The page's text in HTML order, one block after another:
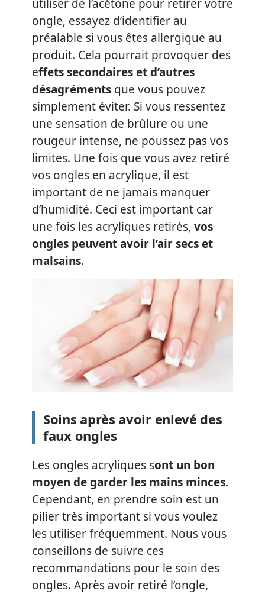
utiliser de l’acétone pour retirer votre
ongle, essayez d’identifier au
préalable si vous êtes allergique au
produit. Cela pourrait provoquer des
effets secondaires et d’autres
désagréments que vous pouvez
simplement éviter. Si vous ressentez
une sensation de brûlure ou une
rougeur intense, ne poussez pas vos
limites. Une fois que vous avez retiré
vos ongles en acrylique, il est
important de ne jamais manquer
d’humidité. Ceci est important car
une fois les acryliques retirés, vos
ongles peuvent avoir l’air secs et
malsains.
Soins après avoir enlevé des
faux ongles
Les ongles acryliques sont un bon
moyen de garder les mains minces.
Cependant, en prendre soin est un
pilier très important si vous voulez
les utiliser fréquemment. Nous vous
conseillons de suivre ces
recommandations pour le soin des
ongles. Après avoir retiré l’ongle,